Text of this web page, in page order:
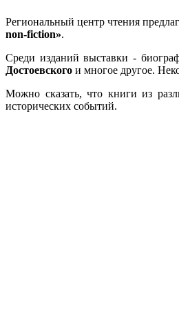
Региональный центр чтения
non-fiction».
Среди изданий выставки -
Достоевского и многое другое.
Можно сказать, что книги из
исторических событий.